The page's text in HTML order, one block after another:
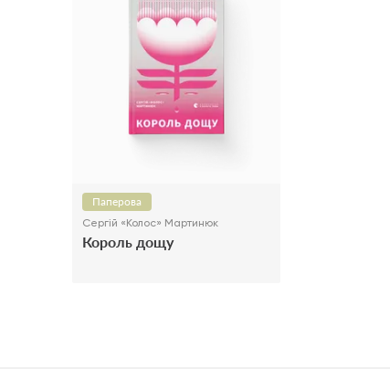
Паперова
Сергій «Колос» Мартинюк
Король дощу